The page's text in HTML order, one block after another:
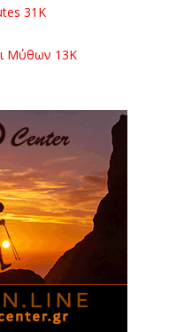
31K
Μύθων 13Κ